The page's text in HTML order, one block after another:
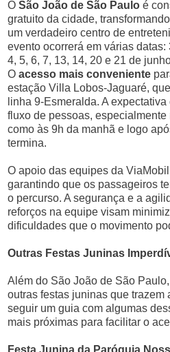
OSão João de São Paulo é
gratuito da cidade,
um verdadeiro centro de
evento ocorrerá em várias
4, 5, 6, 7, 13, 14, 20 e 21 de
Oacesso mais conveniente
estação Villa Lobos-Jaguaré,
linha 9-Esmeralda. A
fluxo de pessoas,
como às 9h da manhã e logo
termina.
O apoio das equipes da
garantindo que os passageiros
o percurso. A segurança e a
reforços na equipe visam
dificuldades que o movimento
Outras Festas Juninas
Além do São João de São
outras festas juninas que trazem
seguir um guia com algumas
mais próximas para facilitar o
Festa Junina da Paróquia